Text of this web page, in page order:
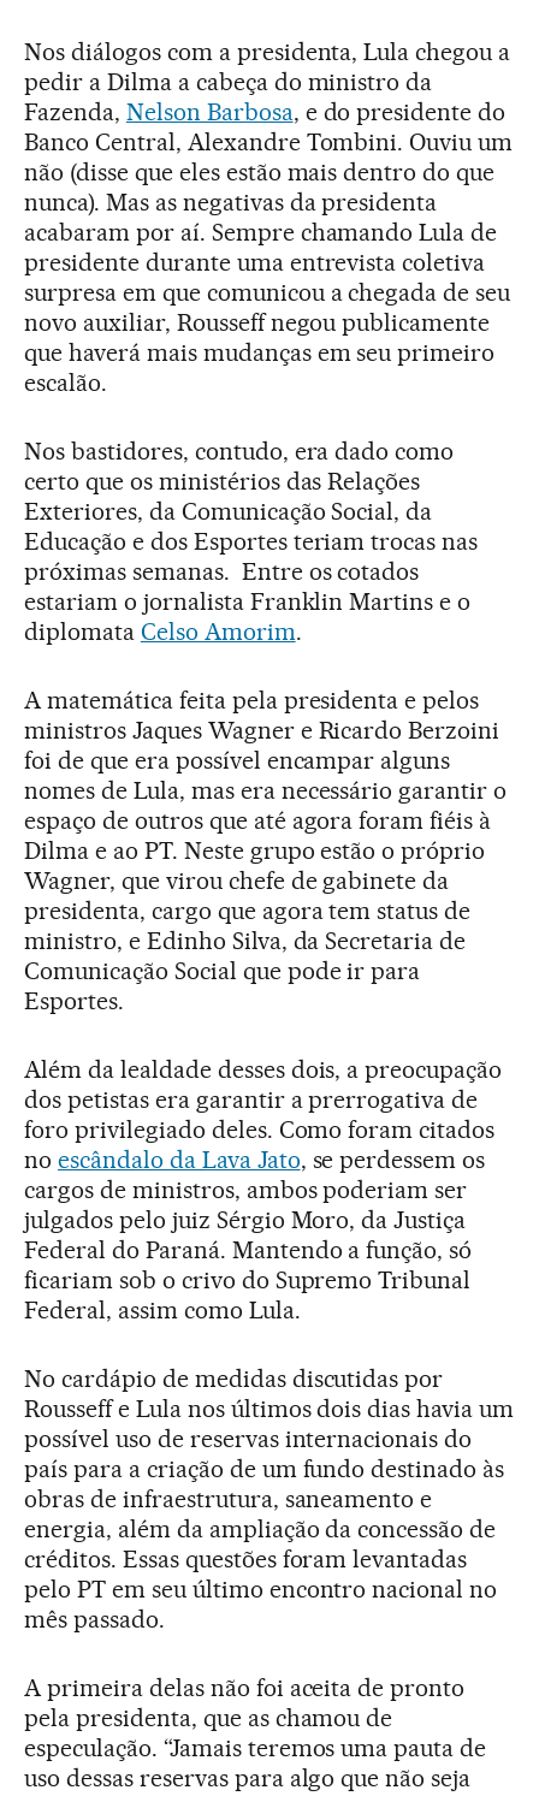
Nos diálogos com a presidenta, Lula chegou a
pedir a Dilma a cabeça do ministro da
Fazenda, Nelson Barbosa, e do presidente do
Banco Central, Alexandre Tombini. Ouviu um
não (disse que eles estão mais dentro do que
nunca). Mas as negativas da presidenta
acabaram por aí. Sempre chamando Lula de
presidente durante uma entrevista coletiva
surpresa em que comunicou a chegada de seu
novo auxiliar, Rousseff negou publicamente
que haverá mais mudanças em seu primeiro
escalão.
Nos bastidores, contudo, era dado como
certo que os ministérios das Relações
Exteriores, da Comunicação Social, da
Educação e dos Esportes teriam trocas nas
próximas semanas. Entre os cotados
estariam o jornalista Franklin Martins e o
diplomata Celso Amorim.
A matemática feita pela presidenta e pelos
ministros Jaques Wagner e Ricardo Berzoini
foi de que era possível encampar alguns
nomes de Lula, mas era necessário garantir o
espaço de outros que até agora foram fiéis à
Dilma e ao PT. Neste grupo estão o próprio
Wagner, que virou chefe de gabinete da
presidenta, cargo que agora tem status de
ministro, e Edinho Silva, da Secretaria de
Comunicação Social que pode ir para
Esportes.
Além da lealdade desses dois, a preocupação
dos petistas era garantir a prerrogativa de
foro privilegiado deles. Como foram citados
no escândalo da Lava Jato, se perdessem os
cargos de ministros, ambos poderiam ser
julgados pelo juiz Sérgio Moro, da Justiça
Federal do Paraná. Mantendo a função, só
ficariam sob o crivo do Supremo Tribunal
Federal, assim como Lula.
No cardápio de medidas discutidas por
Rousseff e Lula nos últimos dois dias havia um
possível uso de reservas internacionais do
país para a criação de um fundo destinado às
obras de infraestrutura, saneamento e
energia, além da ampliação da concessão de
créditos. Essas questões foram levantadas
pelo PT em seu último encontro nacional no
mês passado.
A primeira delas não foi aceita de pronto
pela presidenta, que as chamou de
especulação. “Jamais teremos uma pauta de
uso dessas reservas para algo que não seja